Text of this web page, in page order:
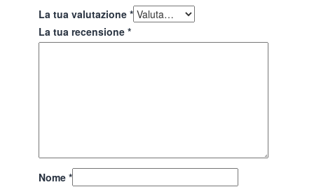
La tua valutazione *
La tua recensione *
Nome *